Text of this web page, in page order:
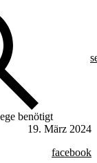
benötigt
19. März 2024
facebook